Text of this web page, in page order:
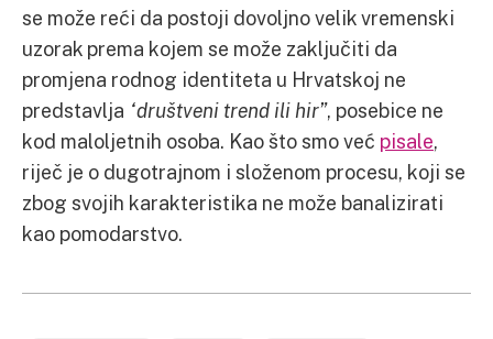
se može reći da postoji dovoljno velik vremenski
uzorak prema kojem se može zaključiti da
promjena rodnog identiteta u Hrvatskoj ne
predstavlja “društveni trend ili hir”, posebice ne
kod maloljetnih osoba. Kao što smo već pisale,
riječ je o dugotrajnom i složenom procesu, koji se
zbog svojih karakteristika ne može banalizirati
kao pomodarstvo.